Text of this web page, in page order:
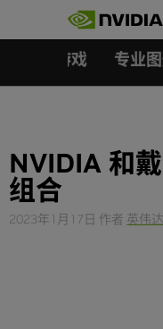
游戏 专业
NVIDIA 和
组合
2023年1月17日 作者 英伟